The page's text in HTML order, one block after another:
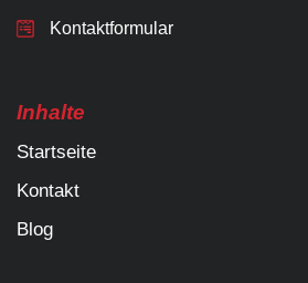
Kontaktformular
Inhalte
Startseite
Kontakt
Blog